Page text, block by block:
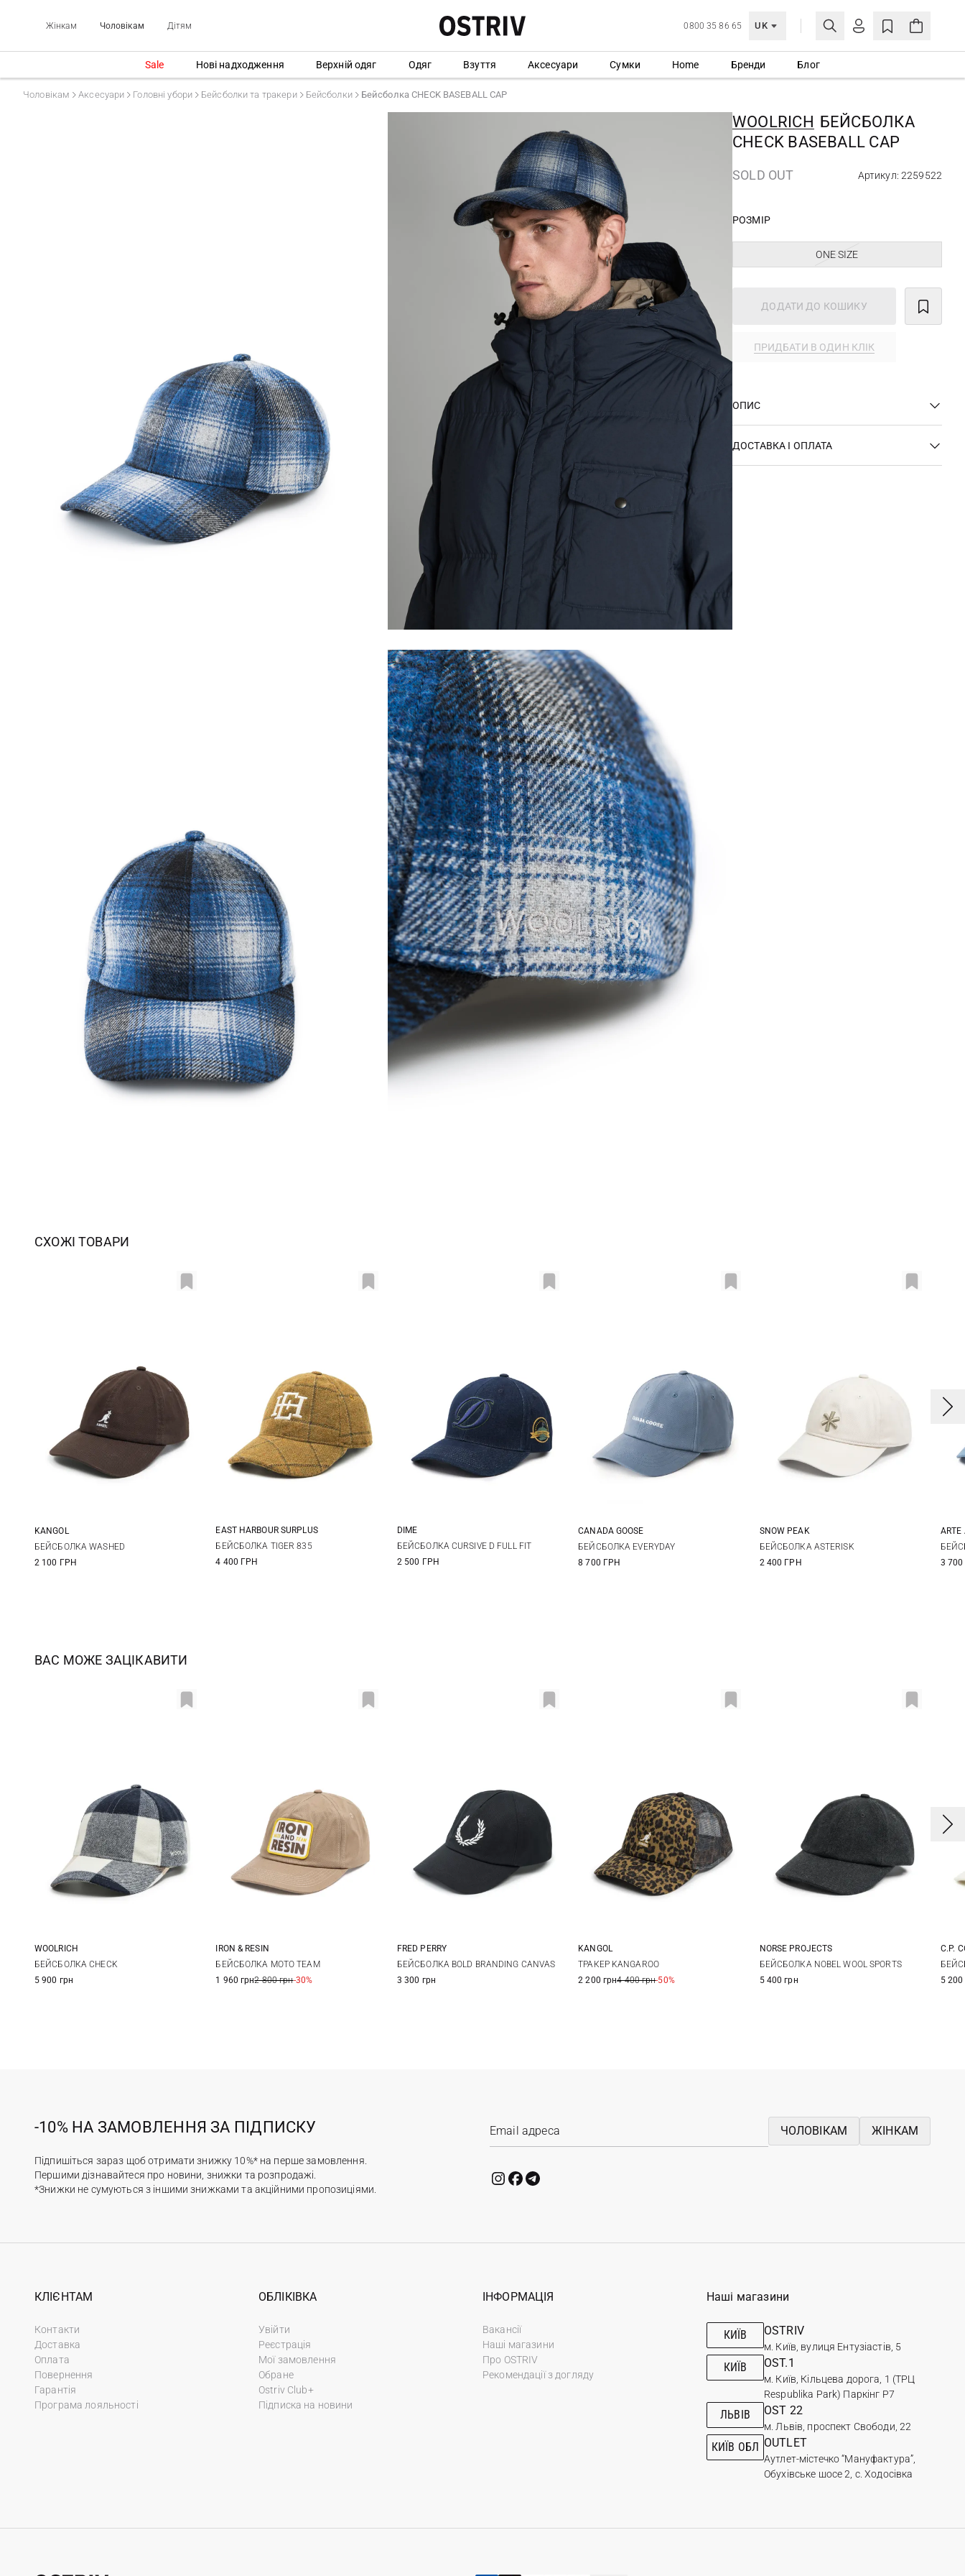
Жінкам Чоловікам Дітям 0800 35 86 65 UK
МОЯ ОБЛІКІВКА
Ще не зареєстровані?
СТВОРИТИ ОБЛІКІВКУ
Sale Нові надходження Верхній одяг Одяг Взуття Аксесуари Сумки Home Бренди Блог
Чоловікам Аксесуари Головні убори Бейсболки та тракери Бейсболки Бейсболка CHECK BASEBALL CAP
WOOLRICH БЕЙСБОЛКА
CHECK BASEBALL CAP
SOLD OUT Артикул: 2259522
РОЗМІР
ONE SIZE
ДОДАТИ ДО КОШИКУ
ПРИДБАТИ В ОДИН КЛІК
ОПИС
ДОСТАВКА І ОПЛАТА
СХОЖІ ТОВАРИ
One size
KANGOL
БЕЙСБОЛКА WASHED
2 100 ГРН
One size
EAST HARBOUR SURPLUS
БЕЙСБОЛКА TIGER 835
4 400 ГРН
One size
DIME
БЕЙСБОЛКА CURSIVE D FULL FIT
2 500 ГРН
One size
CANADA GOOSE
БЕЙСБОЛКА EVERYDAY
8 700 ГРН
S M
SNOW PEAK
БЕЙСБОЛКА ASTERISK
2 400 ГРН
ARTE
3
ВАС МОЖЕ ЗАЦІКАВИТИ
One size
WOOLRICH
БЕЙСБОЛКА CHECK
5 900 грн
One size
IRON & RESIN
БЕЙСБОЛКА MOTO TEAM
1 960 грн2 800 грн-30%
One size
FRED PERRY
БЕЙСБОЛКА BOLD BRANDING CANVAS
3 300 грн
One size
KANGOL
ТРАКЕР KANGAROO
2 200 грн4 400 грн-50%
One size
NORSE PROJECTS
БЕЙСБОЛКА NOBEL WOOL SPORTS
5 400 грн
C.P.
5 200
-10% НА ЗАМОВЛЕННЯ ЗА ПІДПИСКУ
Підпишіться зараз щоб отримати знижку 10%* на перше замовлення.
Першими дізнавайтеся про новини, знижки та розпродажі.
*Знижки не сумуються з іншими знижками та акційними пропозиціями.
ЧОЛОВІКАМ ЖІНКАМ
КЛІЄНТАМ
Контакти
Доставка
Оплата
Повернення
Гарантія
Програма лояльності
ОБЛІКІВКА
Увійти
Реєстрація
Мої замовлення
Обране
Ostriv Club+
Підписка на новини
ІНФОРМАЦІЯ
Вакансії
Наші магазини
Про OSTRIV
Рекомендації з догляду
Наші магазини
КИЇВ OSTRIV
м. Київ, вулиця Ентузіастів, 5
КИЇВ OST.1
м. Київ, Кільцева дорога, 1 (ТРЦ
Respublika Park) Паркінг Р7
ЛЬВІВ OST 22
м. Львів, проспект Свободи, 22
КИЇВ ОБЛ OUTLET
Аутлет-містечко “Мануфактура”,
Обухівське шосе 2, с. Ходосівка